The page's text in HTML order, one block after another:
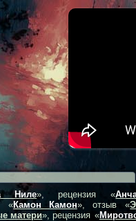
Ниле», рецензия «
«Камон Камон», отзыв «
матери», рецензия «